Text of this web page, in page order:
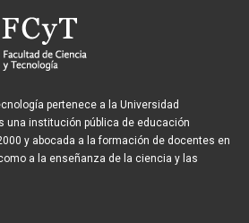
pertenece a la Universidad
una institución pública de educación
y abocada a la formación de docentes en
a la enseñanza de la ciencia y las